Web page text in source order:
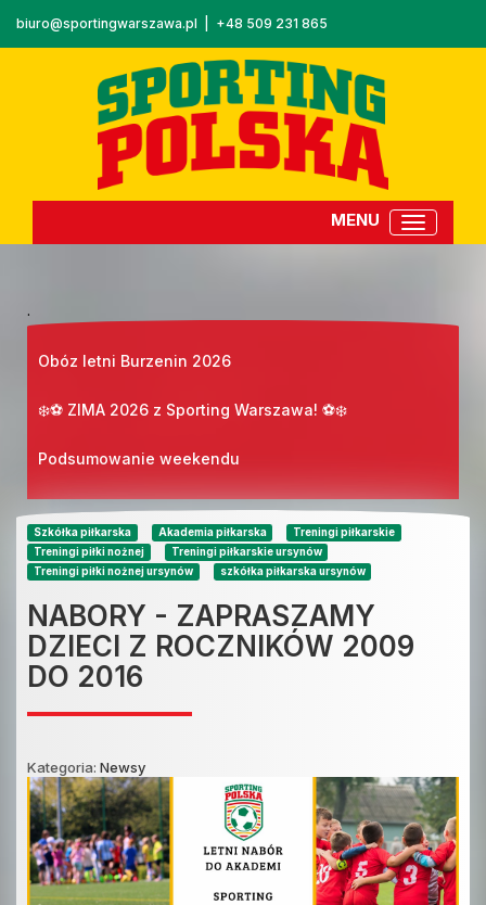
biuro@sportingwarszawa.pl +48 509 231 865
.
Obóz letni Burzenin 2026
❄️⚽ ZIMA 2026 z Sporting Warszawa! ⚽❄️
Podsumowanie weekendu
Szkółka piłkarska Akademia piłkarska
Treningi piłkarskie
Treningi piłki nożnej
Treningi piłkarskie ursynów
Treningi piłki nożnej ursynów
szkółka piłkarska ursynów
NABORY - ZAPRASZAMY
DZIECI Z ROCZNIKÓW 2009
DO 2016
Kategoria: Newsy